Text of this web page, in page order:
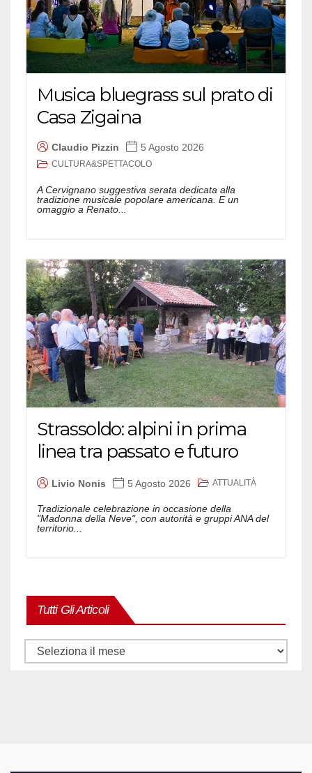
Musica bluegrass sul prato di
Casa Zigaina
Claudio Pizzin 5 Agosto 2026
CULTURA&SPETTACOLO
A Cervignano suggestiva serata dedicata alla
tradizione musicale popolare americana. E un
omaggio a Renato...
Strassoldo: alpini in prima
linea tra passato e futuro
Livio Nonis 5 Agosto 2026 ATTUALITÀ
Tradizionale celebrazione in occasione della
"Madonna della Neve", con autorità e gruppi ANA del
territorio...
Tutti Gli Articoli
Tutti